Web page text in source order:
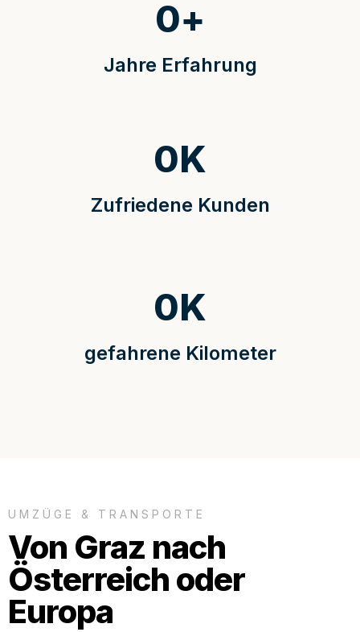
Jahre Erfahrung
0+
Zufriedene Kunden
0K
gefahrene Kilometer
0K
UMZÜGE & TRANSPORTE
Von Graz nach
Österreich oder
Europa